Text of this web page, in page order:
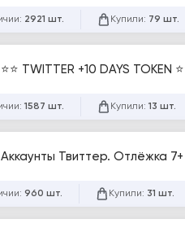
2921 шт. Купили: 79 шт.
⭐⭐ TWITTER +10 DAYS TOKEN
1587 шт. Купили: 13 шт.
Аккаунты Твиттер. Отлёжка
960 шт. Купили: 31 шт.